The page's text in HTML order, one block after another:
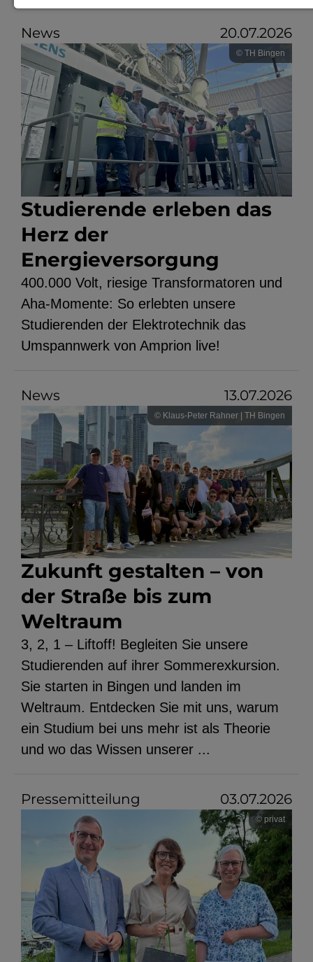
News 20.07.2026
© TH Bingen
Studierende erleben das
Herz der
Energieversorgung
400.000 Volt, riesige Transformatoren und
Aha-Momente: So erlebten unsere
Studierenden der Elektrotechnik das
Umspannwerk von Amprion live!
News 13.07.2026
© Klaus-Peter Rahner | TH Bingen
Zukunft gestalten – von
der Straße bis zum
Weltraum
3, 2, 1 – Liftoff! Begleiten Sie unsere
Studierenden auf ihrer Sommerexkursion.
Sie starten in Bingen und landen im
Weltraum. Entdecken Sie mit uns, warum
ein Studium bei uns mehr ist als Theorie
und wo das Wissen unserer ...
Pressemitteilung 03.07.2026
© privat
Verwaltung und für die generelle
Funktionalität der Seite (immer
notwendig).
EXTERNE MEDIEN
Seitenspezifische Erfassung von
Benutzerdaten durch
Drittanbieter, bspw. über das
Einbinden externer Videos,
Standortdaten oder
Stellenanzeigen.
YouTube